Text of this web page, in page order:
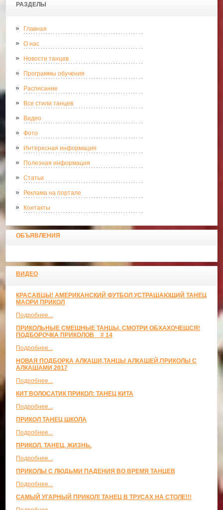
РАЗДЕЛЫ
Главная
О нас
Новости танцев
Программы обучения
Расписание
Все стили танцев
Видео
Фото
Интересная информация
Полезная информация
Статьи
Реклама на портале
Контакты
ОБЪЯВЛЕНИЯ
ВИДЕО
КРАСАВЦЫ! АМЕРИКАНСКИЙ ФУТБОЛ УСТРАШАЮЩИЙ ТАНЕЦ
МАОРИ ПРИКОЛ
Подробнее...
ПРИКОЛЬНЫЕ СМЕШНЫЕ ТАНЦЫ. СМОТРИ ОБХАХОЧЕШСЯ!
ПОДБОРОЧКА ПРИКОЛОВ _ # 14
Подробнее...
НОВАЯ ПОДБОРКА АЛКАШИ,ТАНЦЫ АЛКАШЕЙ,ПРИКОЛЫ С
АЛКАШАМИ 2017
Подробнее...
КИТ ВОЛОСАТИК ПРИКОЛ: ТАНЕЦ КИТА
Подробнее...
ПРИКОЛ ТАНЕЦ ШКОЛА
Подробнее...
ПРИКОЛ. ТАНЕЦ. ЖИЗНЬ.
Подробнее...
ПРИКОЛЫ С ЛЮДЬМИ ПАДЕНИЯ ВО ВРЕМЯ ТАНЦЕВ
Подробнее...
САМЫЙ УГАРНЫЙ ПРИКОЛ! ТАНЕЦ В ТРУСАХ НА СТОЛЕ!!!